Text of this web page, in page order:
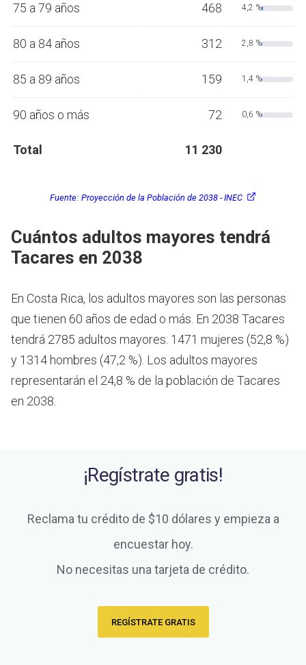
75 a 79 años 468 4,2 %
80 a 84 años 312 2,8 %
85 a 89 años 159 1,4 %
90 años o más 72 0,6 %
Total 11 230
Fuente: Proyección de la Población de 2038 - INEC
Cuántos adultos mayores tendrá
Tacares en 2038
En Costa Rica, los adultos mayores son las personas
que tienen 60 años de edad o más. En 2038 Tacares
tendrá 2785 adultos mayores: 1471 mujeres (52,8 %)
y 1314 hombres (47,2 %). Los adultos mayores
representarán el 24,8 % de la población de Tacares
en 2038.
¡Regístrate gratis!
Reclama tu crédito de $10 dólares y empieza a
encuestar hoy.
No necesitas una tarjeta de crédito.
REGÍSTRATE GRATIS